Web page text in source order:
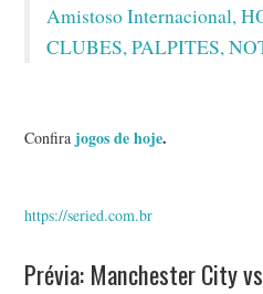
Amistoso Internacional,
CLUBES, PALPITES,
Confira jogos de hoje.
https://seried.com.br
Prévia: Manchester City